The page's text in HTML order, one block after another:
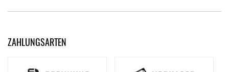
ZAHLUNGSARTEN